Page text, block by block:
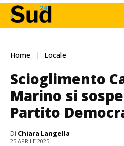
Home Locale
Scioglimento
Marino si
Partito
Di Chiara Langella
25 APRILE 2025